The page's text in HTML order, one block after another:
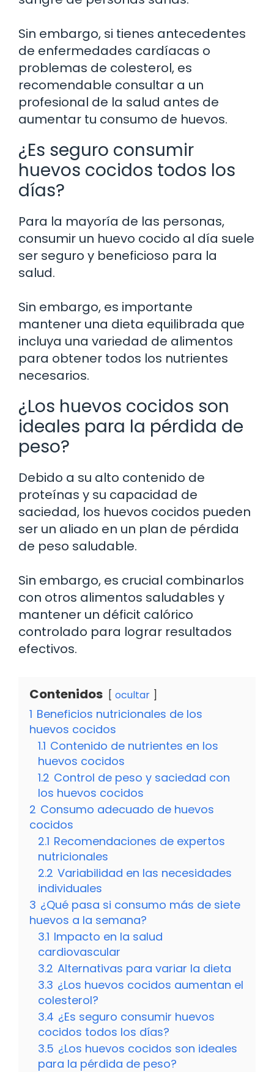
Sin embargo, si tienes antecedentes
de enfermedades cardíacas o
problemas de colesterol, es
recomendable consultar a un
profesional de la salud antes de
aumentar tu consumo de huevos.
¿Es seguro consumir
huevos cocidos todos los
días?
Para la mayoría de las personas,
consumir un huevo cocido al día suele
ser seguro y beneficioso para la
salud.
Sin embargo, es importante
mantener una dieta equilibrada que
incluya una variedad de alimentos
para obtener todos los nutrientes
necesarios.
¿Los huevos cocidos son
ideales para la pérdida de
peso?
Debido a su alto contenido de
proteínas y su capacidad de
saciedad, los huevos cocidos pueden
ser un aliado en un plan de pérdida
de peso saludable.
Sin embargo, es crucial combinarlos
con otros alimentos saludables y
mantener un déficit calórico
controlado para lograr resultados
efectivos.
Contenidos ocultar
1 Beneficios nutricionales de los
huevos cocidos
1.1 Contenido de nutrientes en los
huevos cocidos
1.2 Control de peso y saciedad con
los huevos cocidos
2 Consumo adecuado de huevos
cocidos
2.1 Recomendaciones de expertos
nutricionales
2.2 Variabilidad en las necesidades
individuales
3 ¿Qué pasa si consumo más de siete
huevos a la semana?
3.1 Impacto en la salud
cardiovascular
3.2 Alternativas para variar la dieta
3.3 ¿Los huevos cocidos aumentan el
colesterol?
3.4 ¿Es seguro consumir huevos
cocidos todos los días?
3.5 ¿Los huevos cocidos son ideales
para la pérdida de peso?